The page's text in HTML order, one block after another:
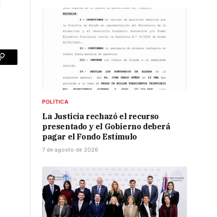
Copy
POLÍTICA
La Justicia rechazó el recurso
presentado y el Gobierno deberá
pagar el Fondo Estímulo
7 de agosto de 2026